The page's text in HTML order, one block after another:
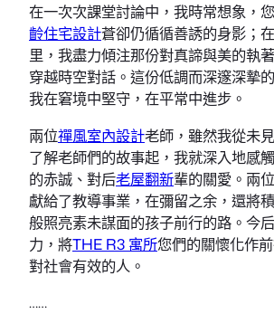
在一次次課堂討論中，我時常想象，
齡住宅設計蒼卻仍循循善誘的身影；
里，我盡力傾注那份對真諦與美的執
穿越時空對話。這份低調而深邃深摯
我在窘境中堅守，在平常中進步。
兩位禪風室內設計老師，雖然我從未
了解老師們的故事起，我就深入地感
的赤誠、對后老屋翻新輩的關愛。兩
獻給了教導事業，在彌留之余，還將
般照亮素未謀面的孩子前行的路。今
力，將THE R3 寓所您們的關懷化作
對社會有效的人。
……